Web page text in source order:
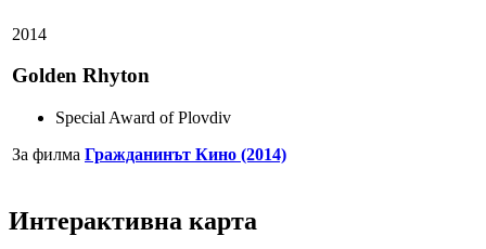
2014
Golden Rhyton
Special Award of Plovdiv
За филма Гражданинът Кино (2014)
Интерактивна карта